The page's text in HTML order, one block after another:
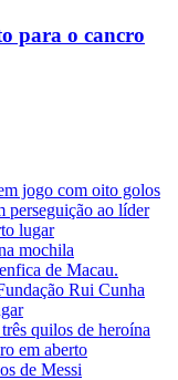
para o cancro
jogo com oito golos
perseguição ao líder
lugar
mochila
de Macau.
Rui Cunha
quilos de heroína
em aberto
de Messi